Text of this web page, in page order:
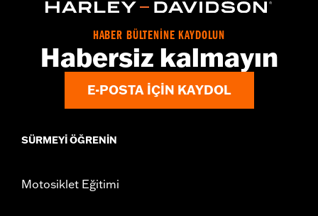
d.com/warrantyfor full details
HABER BÜLTENİNE KAYDOLUN
Habersiz kalmayın
E-POSTA IÇIN KAYDOL
SÜRMEYI ÖĞRENIN
Motosiklet Eğitimi